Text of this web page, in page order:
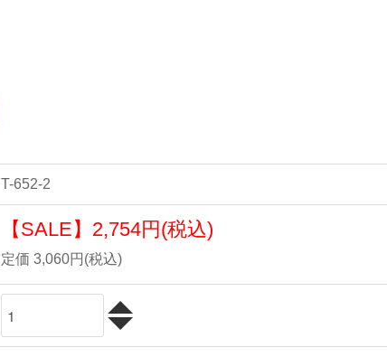
T-652-2
【SALE】 2,754円(税込)
定価 3,060円(税込)